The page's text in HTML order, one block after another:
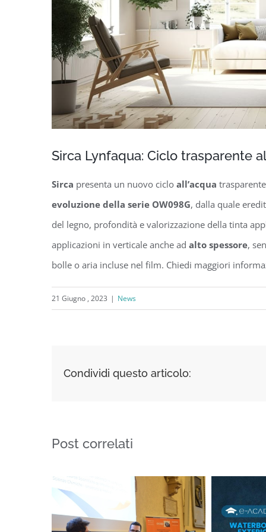
Sirca Lynfaqua: Ciclo trasparente
Sirca presenta un nuovo ciclo all’acqua
evoluzione della serie OW098G, dalla quale
del legno, profondità e valorizzazione della tinta
applicazioni in verticale anche ad alto spessore,
bolle o aria incluse nel film. Chiedi maggiori
21 Giugno , 2023 | News
Condividi questo articolo:
Post correlati